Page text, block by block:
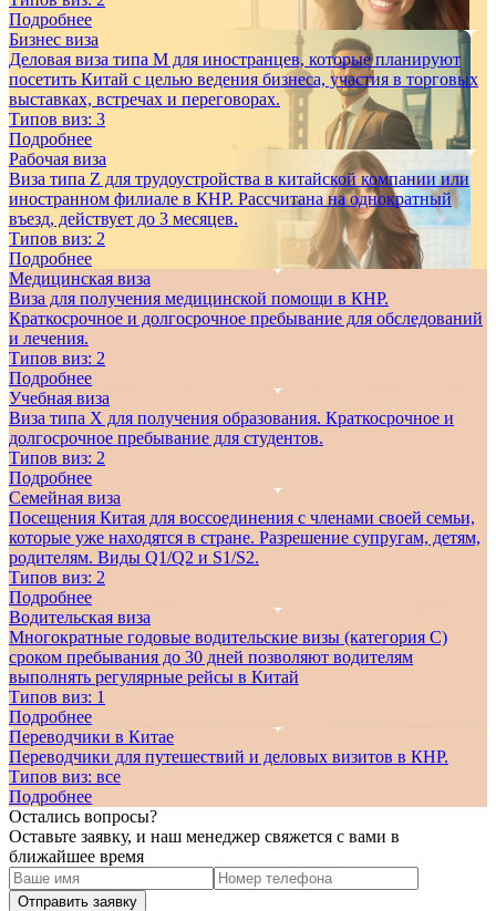
Подробнее
Бизнес виза
Деловая виза типа M для иностранцев, которые планируют
посетить Китай с целью ведения бизнеса, участия в торговых
выставках, встречах и переговорах.
Типов виз: 3
Подробнее
Рабочая виза
Виза типа Z для трудоустройства в китайской компании или
иностранном филиале в КНР. Рассчитана на однократный
въезд, действует до 3 месяцев.
Типов виз: 2
Подробнее
Медицинская виза
Виза для получения медицинской помощи в КНР.
Краткосрочное и долгосрочное пребывание для обследований
и лечения.
Типов виз: 2
Подробнее
Учебная виза
Виза типа X для получения образования. Краткосрочное и
долгосрочное пребывание для студентов.
Типов виз: 2
Подробнее
Семейная виза
Посещения Китая для воссоединения с членами своей семьи,
которые уже находятся в стране. Разрешение супругам, детям,
родителям. Виды Q1/Q2 и S1/S2.
Типов виз: 2
Подробнее
Водительская виза
Многократные годовые водительские визы (категория C)
сроком пребывания до 30 дней позволяют водителям
выполнять регулярные рейсы в Китай
Типов виз: 1
Подробнее
Переводчики в Китае
Переводчики для путешествий и деловых визитов в КНР.
Типов виз: все
Подробнее
Остались вопросы?
Оставьте заявку, и наш менеджер свяжется с вами в
ближайшее время